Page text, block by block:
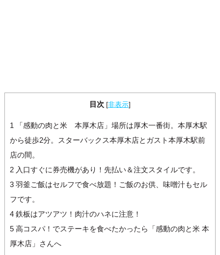
目次 [非表示]
1 「感動の肉と米 本厚木店」場所は厚木一番街。本厚木駅
から徒歩2分。スターバックス本厚木店とガスト本厚木駅前
店の間。
2入口すぐに券売機があり！先払い＆注文スタイルです。
3羽釜ご飯はセルフで食べ放題！ご飯のお供、味噌汁もセル
フです。
4鉄板はアツアツ！肉汁のハネに注意！
5高コスパ！でステーキを食べたかったら「感動の肉と米 本
厚木店」さんへ